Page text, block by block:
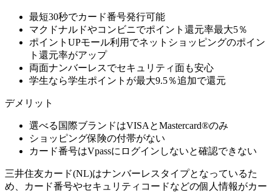
最短30秒でカード番号発行可能
マクドナルドやコンビニでポイント還元率最大5％
ポイントUPモール利用でネットショッピングのポイン
ト還元率がアップ
両面ナンバーレスでセキュリティ面も安心
学生なら学生ポイントが最大9.5％追加で還元
デメリット
選べる国際ブランドはVISAとMastercard®︎のみ
ショッピング保険の付帯がない
カード番号はVpassにログインしないと確認できない
三井住友カード(NL)はナンバーレスタイプとなっているた
め、カード番号やセキュリティコードなどの個人情報がカー